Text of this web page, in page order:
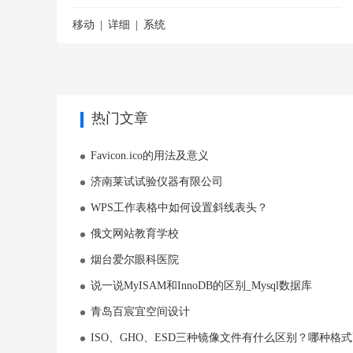
移动 详细 系统
热门文章
Favicon.ico的用法及意义
济南莱试试验仪器有限公司
WPS工作表格中如何设置斜线表头？
俄文网站教育学校
烟台爱尔眼科医院
说一说MyISAM和InnoDB的区别_Mysql数据库
青岛百宸宜空间设计
ISO、GHO、ESD三种镜像文件有什么区别？哪种格